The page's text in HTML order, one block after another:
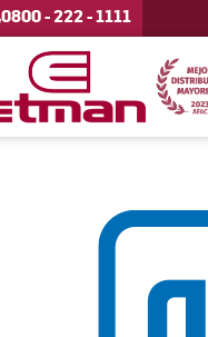
0800 - 222 - 1111